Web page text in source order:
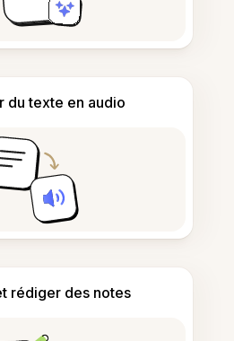
du texte en audio
rédiger des notes